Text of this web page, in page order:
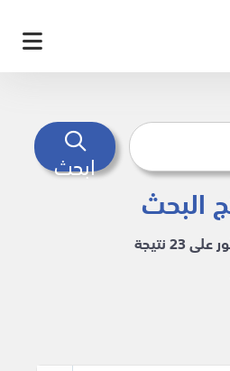
ابحث
البحث
23 نتيجة